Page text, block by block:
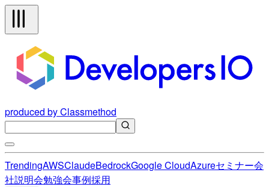
produced by Classmethod
TrendingAWSClaudeBedrockGoogle CloudAzureセミナー会
社説明会勉強会事例採用